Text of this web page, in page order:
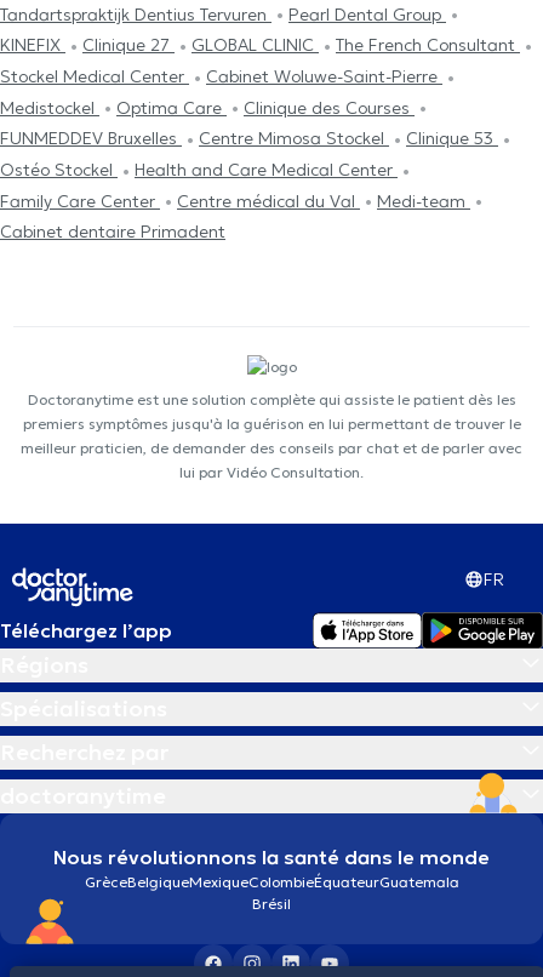
Tandartspraktijk Dentius Tervuren
Pearl Dental Group
KINEFIX
Clinique 27 GLOBAL CLINIC
The French Consultant
Stockel Medical Center
Cabinet Woluwe-Saint-Pierre
Medistockel
Optima Care
Clinique des Courses
FUNMEDDEV Bruxelles
Centre Mimosa Stockel
Clinique 53
Ostéo Stockel
Health and Care Medical Center
Family Care Center
Centre médical du Val
Medi-team
Cabinet dentaire Primadent
Doctoranytime est une solution complète qui assiste le patient dès les
premiers symptômes jusqu'à la guérison en lui permettant de trouver le
meilleur praticien, de demander des conseils par chat et de parler avec
lui par Vidéo Consultation.
FR
Téléchargez l’app
Nous révolutionnons la santé dans le monde
GrèceBelgiqueMexiqueColombieÉquateurGuatemala
Brésil